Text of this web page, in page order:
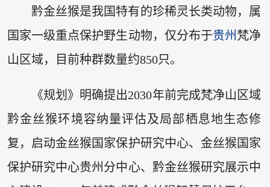
黔金丝猴是我国特有的珍稀灵长类动物，属
国家一级重点保护野生动物，仅分布于贵州 梵净
山区域，目前种群数量约850只。
《规划》明确提出2030年前完成梵净山区域
黔金丝猴环境容纳量评估及局部栖息地生态修
复，启动金丝猴国家保护研究中心、金丝猴国家
保护研究中心贵州分中心、黔金丝猴研究展示中